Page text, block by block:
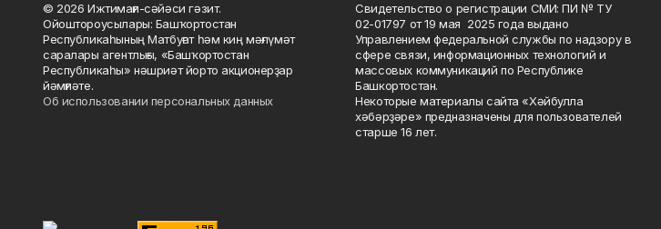
© 2026 Ижтимағи-сәйәси гәзит.
Ойоштороусылары: Башҡортостан
Республикаһының Матбуғат һәм киң мәғлүмәт
саралары агентлығы, «Башҡортостан
Республикаһы» нәшриәт йорто акционерҙар
йәмғиәте.
Об использовании персональных данных
Свидетельство о регистрации СМИ: ПИ № ТУ
02-01797 от 19 мая 2025 года выдано
Управлением федеральной службы по надзору в
сфере связи, информационных технологий и
массовых коммуникаций по Республике
Башкортостан.
Некоторые материалы сайта «Хәйбулла
хәбәрҙәре» предназначены для пользователей
старше 16 лет.